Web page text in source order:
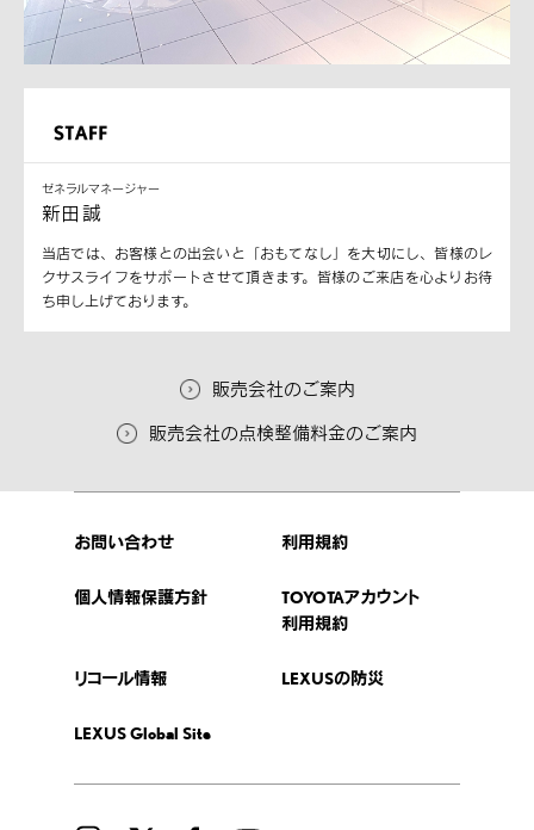
ゼネラルマネージャー
新田 誠
当店では、お客様との出会いと「おもてなし」を大切にし、皆様のレ
クサスライフをサポートさせて頂きます。皆様のご来店を心よりお待
ち申し上げております。
販売会社のご案内
販売会社の点検整備料金のご案内
お問い合わせ 利用規約
個人情報保護方針
TOYOTAアカウント
利用規約
リコール情報 LEXUSの防災
LEXUS Global Site